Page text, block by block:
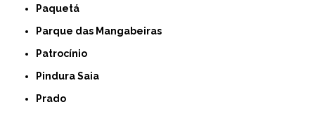
Paquetá
Parque das Mangabeiras
Patrocínio
Pindura Saia
Prado